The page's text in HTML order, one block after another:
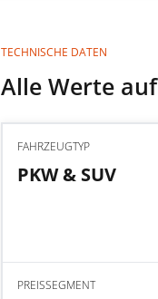
TECHNISCHE DATEN
Alle Werte
FAHRZEUGTYP
PKW & SUV
PREISSEGMENT